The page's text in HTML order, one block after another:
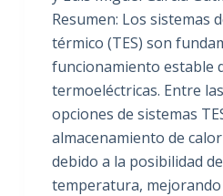
Resumen: Los sistemas
térmico (TES) son
funcionamiento estable
termoeléctricas. Entre
opciones de sistemas
almacenamiento de
debido a la posibilidad
temperatura, mejorando